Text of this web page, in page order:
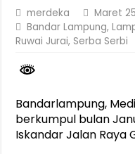
Berkontribusi terhadap
Jasa Raharja dan
merdeka
Maret
Bandar Lampung,
Ruwai Jurai, Serba Serbi
Bandarlampung,
berkumpul bulan
Iskandar Jalan Raya